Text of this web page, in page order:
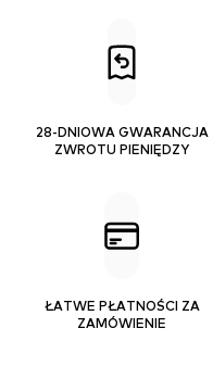
28-DNIOWA GWARANCJA
ZWROTU PIENIĘDZY
ŁATWE PŁATNOŚCI ZA
ZAMÓWIENIE